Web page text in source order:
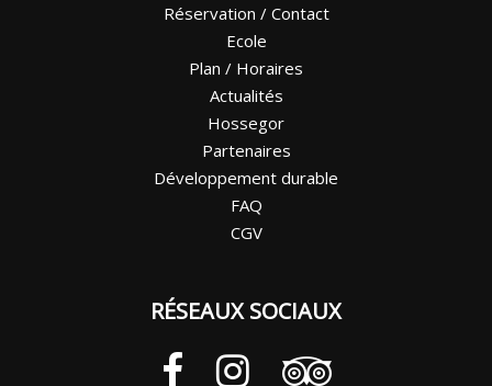
Réservation / Contact
Ecole
Plan / Horaires
Actualités
Hossegor
Partenaires
Développement durable
FAQ
CGV
RÉSEAUX SOCIAUX